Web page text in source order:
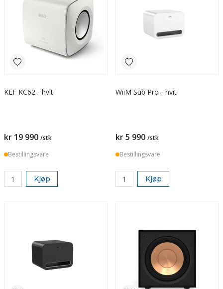
KEF KC62 - hvit
kr 19 990 /stk
Bestillingsvare
Kjøp
WiiM Sub Pro - hvit
kr 5 990 /stk
Bestillingsvare
Kjøp